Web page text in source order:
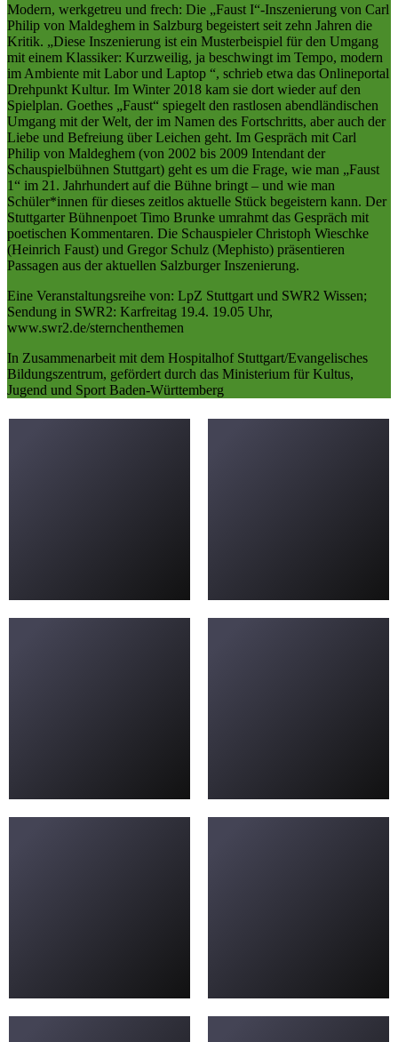
Modern, werkgetreu und frech: Die „Faust I“-Inszenierung von Carl
Philip von Maldeghem in Salzburg begeistert seit zehn Jahren die
Kritik. „Diese Inszenierung ist ein Musterbeispiel für den Umgang
mit einem Klassiker: Kurzweilig, ja beschwingt im Tempo, modern
im Ambiente mit Labor und Laptop “, schrieb etwa das Onlineportal
Drehpunkt Kultur. Im Winter 2018 kam sie dort wieder auf den
Spielplan. Goethes „Faust“ spiegelt den rastlosen abendländischen
Umgang mit der Welt, der im Namen des Fortschritts, aber auch der
Liebe und Befreiung über Leichen geht. Im Gespräch mit Carl
Philip von Maldeghem (von 2002 bis 2009 Intendant der
Schauspielbühnen Stuttgart) geht es um die Frage, wie man „Faust
1“ im 21. Jahrhundert auf die Bühne bringt – und wie man
Schüler*innen für dieses zeitlos aktuelle Stück begeistern kann. Der
Stuttgarter Bühnenpoet Timo Brunke umrahmt das Gespräch mit
poetischen Kommentaren. Die Schauspieler Christoph Wieschke
(Heinrich Faust) und Gregor Schulz (Mephisto) präsentieren
Passagen aus der aktuellen Salzburger Inszenierung.
Eine Veranstaltungsreihe von: LpZ Stuttgart und SWR2 Wissen;
Sendung in SWR2: Karfreitag 19.4. 19.05 Uhr,
www.swr2.de/sternchenthemen
In Zusammenarbeit mit dem Hospitalhof Stuttgart/Evangelisches
Bildungszentrum, gefördert durch das Ministerium für Kultus,
Jugend und Sport Baden-Württemberg